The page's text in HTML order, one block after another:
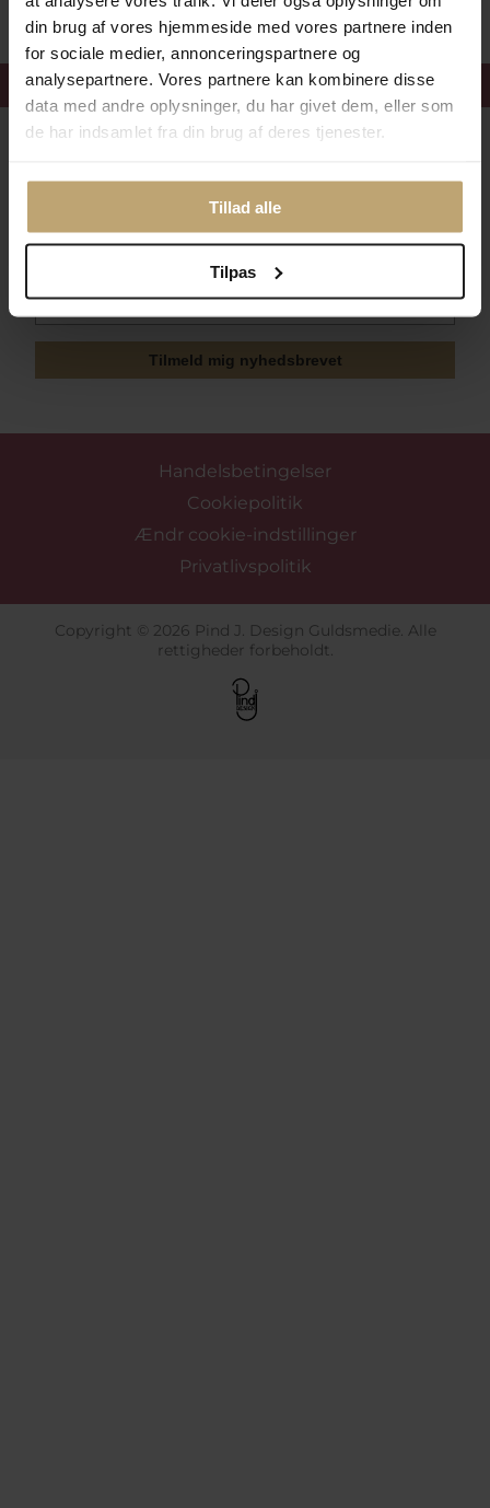
din brug af vores hjemmeside med vores partnere inden
for sociale medier, annonceringspartnere og
analysepartnere. Vores partnere kan kombinere disse
data med andre oplysninger, du har givet dem, eller som
de har indsamlet fra din brug af deres tjenester.
Tillad alle
Tilpas
Få 15% velkomstrabat
Følg med i vores nyhedsbrev
Læs mere her
Tilmeld mig nyhedsbrevet
Handelsbetingelser
Cookiepolitik
Ændr cookie-indstillinger
Privatlivspolitik
Copyright © 2026 Pind J. Design Guldsmedie. Alle
rettigheder forbeholdt.